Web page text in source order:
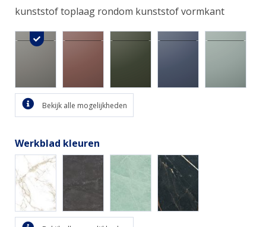
kunststof toplaag rondom kunststof vormkant
Bekijk alle mogelijkheden
Werkblad kleuren